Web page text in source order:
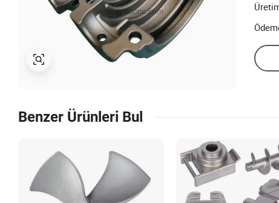
Benzer Ürünleri Bul